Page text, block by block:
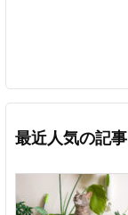
最近人気の記事